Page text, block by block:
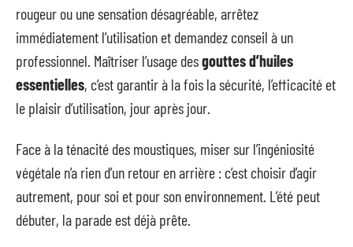
rougeur ou une sensation désagréable, arrêtez
immédiatement l’utilisation et demandez conseil à un
professionnel. Maîtriser l’usage desgouttes d’huiles
essentielles, c’est garantir à la fois la sécurité, l’efficacité et
le plaisir d’utilisation, jour après jour.
Face à la ténacité des moustiques, miser sur l’ingéniosité
végétale n’a rien d’un retour en arrière : c’est choisir d’agir
autrement, pour soi et pour son environnement. L’été peut
débuter, la parade est déjà prête.